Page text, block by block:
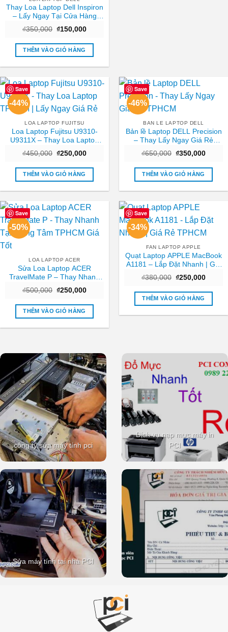
Thay Loa Laptop Dell Inspiron
– Lấy Ngay Tại Cửa Hàng
₫350,000 Giá
là:
₫350,000.
₫150,000Giá
tại
₫150,000.
THÊM VÀO GIỎ HÀNG
Save
-44%
LOA LAPTOP FUJITSU
Loa Laptop Fujitsu U9310-
U9311X – Thay Loa Laptop
₫450,000 Giá
là:
₫450,000.
₫250,000Giá
tại
₫250,000.
THÊM VÀO GIỎ HÀNG
Save
-46%
BAN LE LAPTOP DELL
Bản lề Laptop DELL Precision
– Thay Lấy Ngay Giá Rẻ
₫650,000 Giá
là:
₫650,000.
₫350,000Giá
tại
THÊM VÀO GIỎ HÀNG
Save
-50%
LOA LAPTOP ACER
Sửa Loa Laptop ACER
TravelMate P – Thay Nhanh
Tốt
₫500,000 Giá
là:
₫500,000.
₫250,000Giá
tại
₫250,000.
THÊM VÀO GIỎ HÀNG
Save
-34%
FAN LAPTOP APPLE
Quạt Laptop APPLE MacBook
A1181 – Lắp Đặt Nhanh | Giá
₫380,000 Giá
là:
₫380,000.
₫250,000Giá
tại
THÊM VÀO GIỎ HÀNG
công ty sửa máy tính pci
Dịch vụ nạp mực máy in
PCI
Sửa máy tính tại nhà PCI